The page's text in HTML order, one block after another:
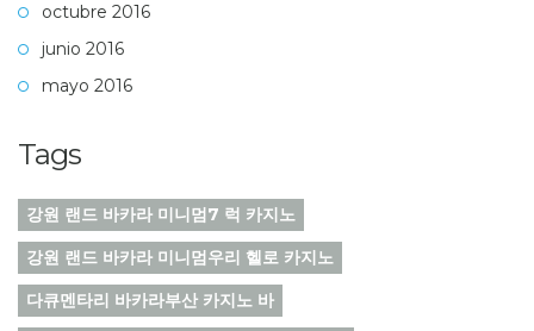
octubre 2016
junio 2016
mayo 2016
Tags
강원 랜드 바카라 미니멈7 럭 카지노
강원 랜드 바카라 미니멈우리 헬로 카지노
다큐멘타리 바카라부산 카지노 바